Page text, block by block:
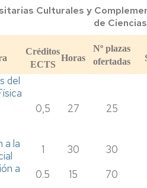
Culturales y
de
Créditos
ECTS
Horas
Nº plazas
ofertadas
del
0,5 27 25
a la
1 30 30
a
0.5 15 70